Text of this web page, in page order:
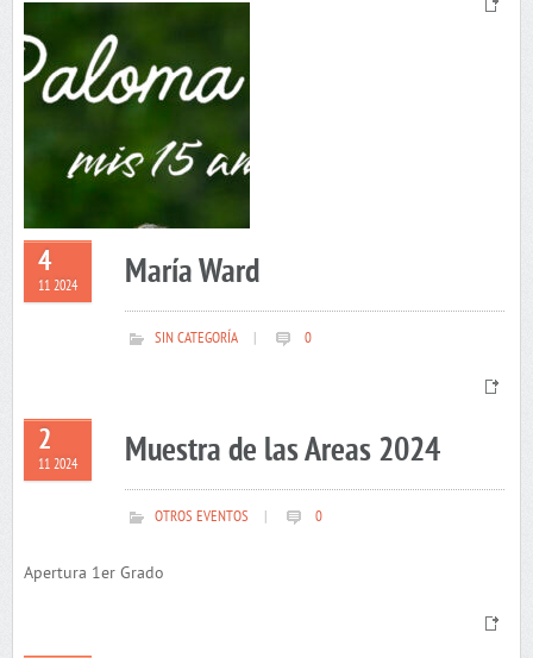
4
11 2024 María Ward
SIN CATEGORÍA 0
2
11 2024 Muestra de las Areas 2024
OTROS EVENTOS 0
Apertura 1er Grado